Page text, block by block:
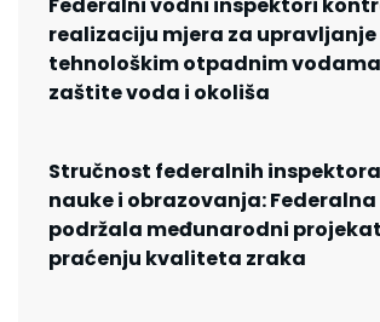
realizaciju mjera za upravljanje
tehnološkim otpadnim
zaštite voda i okoliša
Stručnost federalnih
nauke i obrazovanja:
podržala međunarodni
praćenju kvaliteta zraka